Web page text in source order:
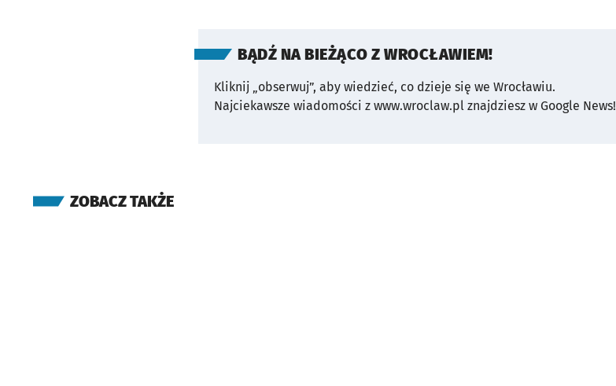
BĄDŹ NA BIEŻĄCO Z WROCŁAWIEM!
Kliknij „obserwuj”, aby wiedzieć, co dzieje się we Wrocławiu.
Najciekawsze wiadomości z www.wroclaw.pl znajdziesz w Google News!
ZOBACZ TAKŻE